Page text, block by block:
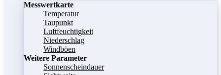
Messwertkarte
Temperatur
Taupunkt
Luftfeuchtigkeit
Niederschlag
Windböen
Weitere Parameter
Sonnenscheindauer